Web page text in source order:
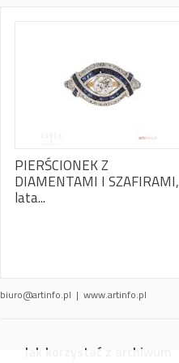
PIERŚCIONEK Z
DIAMENTAMI I SZAFIRAMI,
lata...
biuro@artinfo.pl | www.artinfo.pl
Jak korzystać z archiwum